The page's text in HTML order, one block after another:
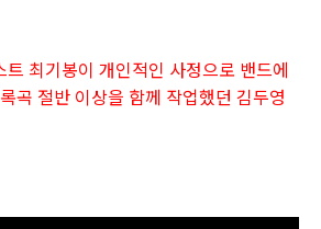
최기봉이 개인적인 사정으로 밴드에
곡 절반 이상을 함께 작업했던 김두영